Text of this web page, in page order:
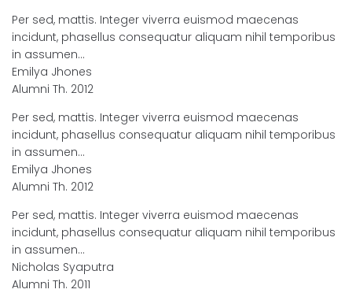
Per sed, mattis. Integer viverra euismod maecenas
incidunt, phasellus consequatur aliquam nihil temporibus
in assumen…
Emilya Jhones
Alumni Th. 2012
Per sed, mattis. Integer viverra euismod maecenas
incidunt, phasellus consequatur aliquam nihil temporibus
in assumen…
Emilya Jhones
Alumni Th. 2012
Per sed, mattis. Integer viverra euismod maecenas
incidunt, phasellus consequatur aliquam nihil temporibus
in assumen…
Nicholas Syaputra
Alumni Th. 2011